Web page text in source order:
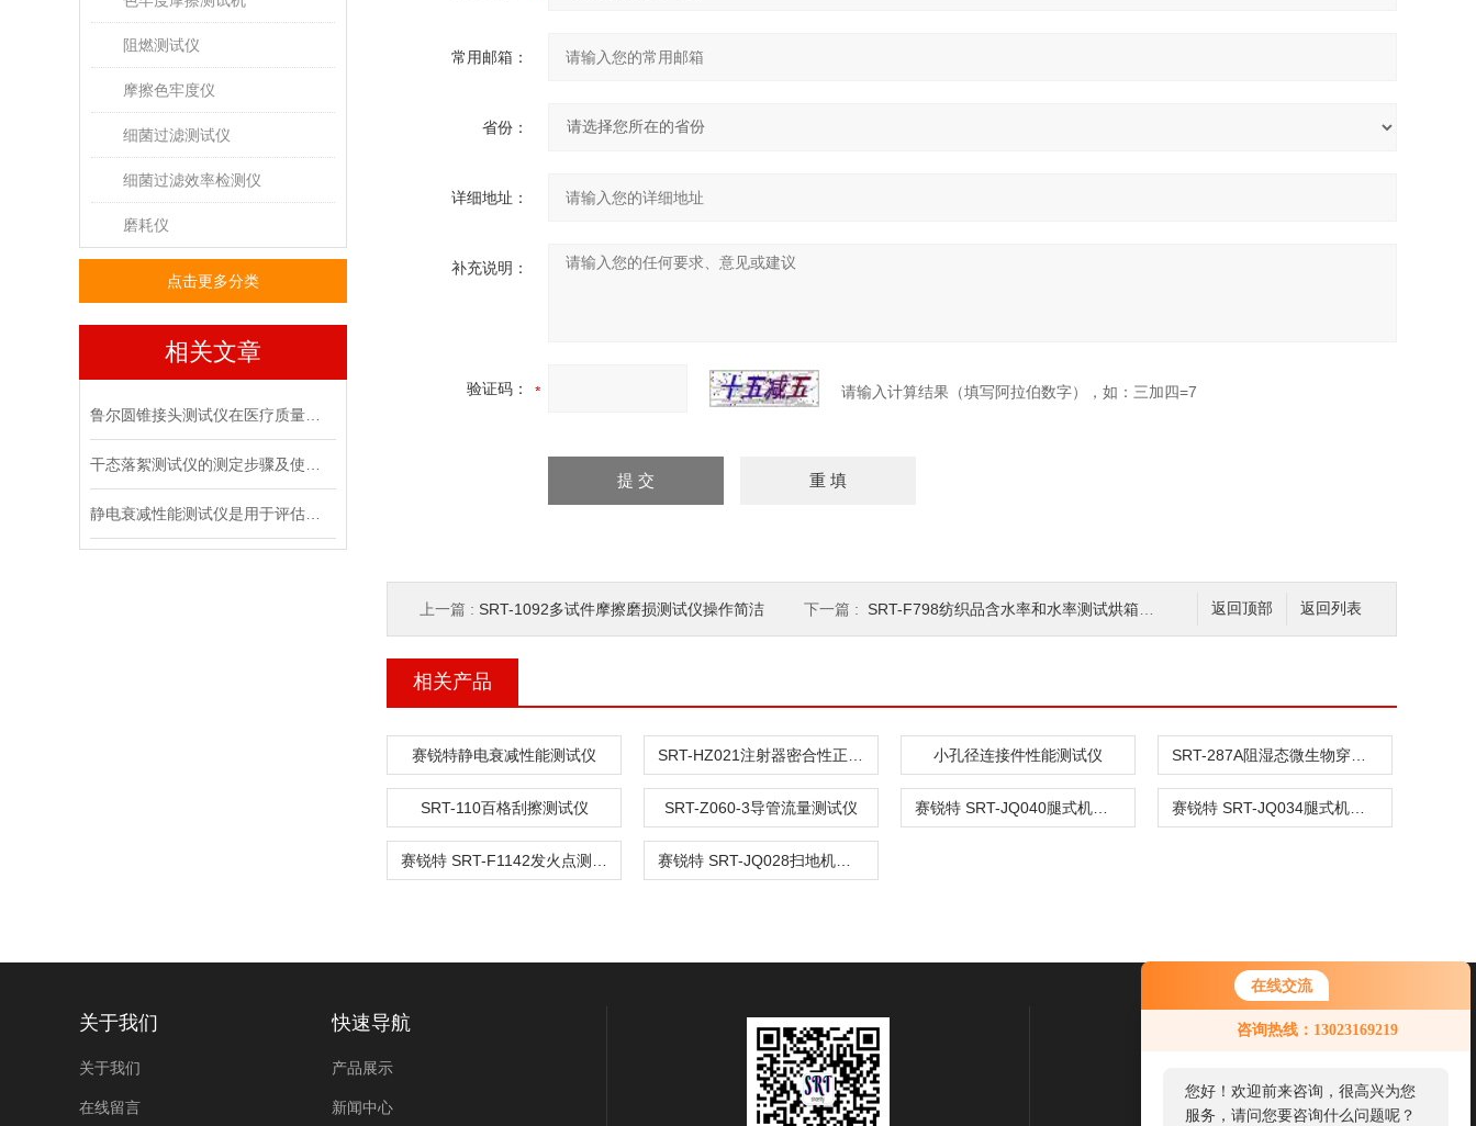
在线交流
咨询热线：13023169219
您好！欢迎前来咨询，很高兴为您
服务，请问您要咨询什么问题呢？
阻燃测试仪
摩擦色牢度仪
细菌过滤测试仪
细菌过滤效率检测仪
磨耗仪
点击更多分类
相关文章
常用邮箱：
省份：
详细地址：
补充说明：
验证码： 请输入计算结果（填写阿拉伯数字），如：三加四=7
返回列表
返回顶部
上一篇 : SRT-1092多试件摩擦磨损测试仪操作简洁 下一篇 : SRT-F798纺织品含水率和水率测试烘箱技术参数
相关产品
赛锐特静电衰减性能测试仪 小孔径连接件性能测试仪
SRT-110百格刮擦测试仪 SRT-Z060-3导管流量测试仪
关于我们
关于我们
在线留言
快速导航
产品展示
新闻中心
联系我们
联系电话：